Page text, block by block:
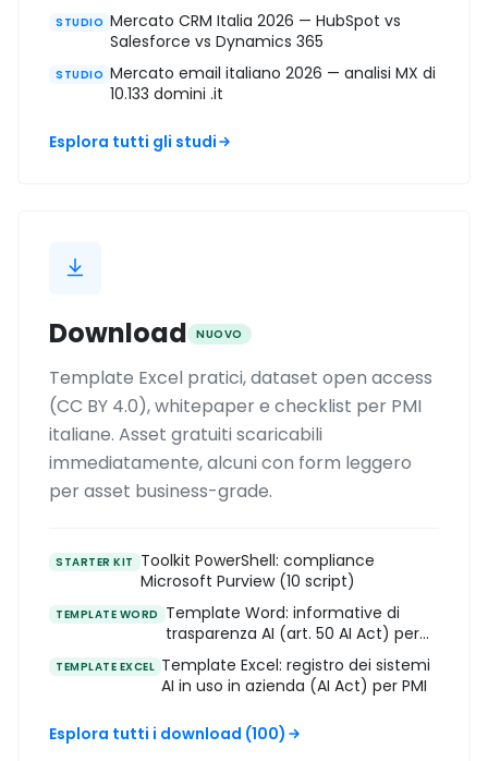
STUDIO Mercato CRM Italia 2026 — HubSpot vs
Salesforce vs Dynamics 365
STUDIO Mercato email italiano 2026 — analisi MX di
10.133 domini .it
Esplora tutti gli studi
Download NUOVO
Template Excel pratici, dataset open access
(CC BY 4.0), whitepaper e checklist per PMI
italiane. Asset gratuiti scaricabili
immediatamente, alcuni con form leggero
per asset business-grade.
STARTER KIT Toolkit PowerShell: compliance
Microsoft Purview (10 script)
TEMPLATE WORD Template Word: informative di
trasparenza AI (art. 50 AI Act) per
PMI
TEMPLATE EXCEL Template Excel: registro dei sistemi
AI in uso in azienda (AI Act) per PMI
Esplora tutti i download (100)